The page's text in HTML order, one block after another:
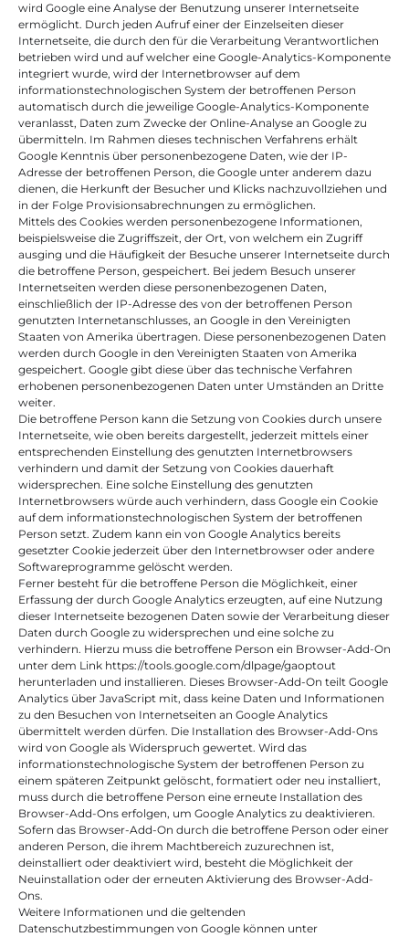
wird Google eine Analyse der Benutzung unserer Internetseite
ermöglicht. Durch jeden Aufruf einer der Einzelseiten dieser
Internetseite, die durch den für die Verarbeitung Verantwortlichen
betrieben wird und auf welcher eine Google-Analytics-Komponente
integriert wurde, wird der Internetbrowser auf dem
informationstechnologischen System der betroffenen Person
automatisch durch die jeweilige Google-Analytics-Komponente
veranlasst, Daten zum Zwecke der Online-Analyse an Google zu
übermitteln. Im Rahmen dieses technischen Verfahrens erhält
Google Kenntnis über personenbezogene Daten, wie der IP-
Adresse der betroffenen Person, die Google unter anderem dazu
dienen, die Herkunft der Besucher und Klicks nachzuvollziehen und
in der Folge Provisionsabrechnungen zu ermöglichen.
Mittels des Cookies werden personenbezogene Informationen,
beispielsweise die Zugriffszeit, der Ort, von welchem ein Zugriff
ausging und die Häufigkeit der Besuche unserer Internetseite durch
die betroffene Person, gespeichert. Bei jedem Besuch unserer
Internetseiten werden diese personenbezogenen Daten,
einschließlich der IP-Adresse des von der betroffenen Person
genutzten Internetanschlusses, an Google in den Vereinigten
Staaten von Amerika übertragen. Diese personenbezogenen Daten
werden durch Google in den Vereinigten Staaten von Amerika
gespeichert. Google gibt diese über das technische Verfahren
erhobenen personenbezogenen Daten unter Umständen an Dritte
weiter.
Die betroffene Person kann die Setzung von Cookies durch unsere
Internetseite, wie oben bereits dargestellt, jederzeit mittels einer
entsprechenden Einstellung des genutzten Internetbrowsers
verhindern und damit der Setzung von Cookies dauerhaft
widersprechen. Eine solche Einstellung des genutzten
Internetbrowsers würde auch verhindern, dass Google ein Cookie
auf dem informationstechnologischen System der betroffenen
Person setzt. Zudem kann ein von Google Analytics bereits
gesetzter Cookie jederzeit über den Internetbrowser oder andere
Softwareprogramme gelöscht werden.
Ferner besteht für die betroffene Person die Möglichkeit, einer
Erfassung der durch Google Analytics erzeugten, auf eine Nutzung
dieser Internetseite bezogenen Daten sowie der Verarbeitung dieser
Daten durch Google zu widersprechen und eine solche zu
verhindern. Hierzu muss die betroffene Person ein Browser-Add-On
unter dem Link https://tools.google.com/dlpage/gaoptout
herunterladen und installieren. Dieses Browser-Add-On teilt Google
Analytics über JavaScript mit, dass keine Daten und Informationen
zu den Besuchen von Internetseiten an Google Analytics
übermittelt werden dürfen. Die Installation des Browser-Add-Ons
wird von Google als Widerspruch gewertet. Wird das
informationstechnologische System der betroffenen Person zu
einem späteren Zeitpunkt gelöscht, formatiert oder neu installiert,
muss durch die betroffene Person eine erneute Installation des
Browser-Add-Ons erfolgen, um Google Analytics zu deaktivieren.
Sofern das Browser-Add-On durch die betroffene Person oder einer
anderen Person, die ihrem Machtbereich zuzurechnen ist,
deinstalliert oder deaktiviert wird, besteht die Möglichkeit der
Neuinstallation oder der erneuten Aktivierung des Browser-Add-
Ons.
Weitere Informationen und die geltenden
Datenschutzbestimmungen von Google können unter